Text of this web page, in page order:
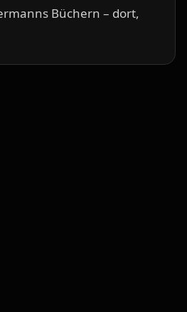
Büchern – dort,